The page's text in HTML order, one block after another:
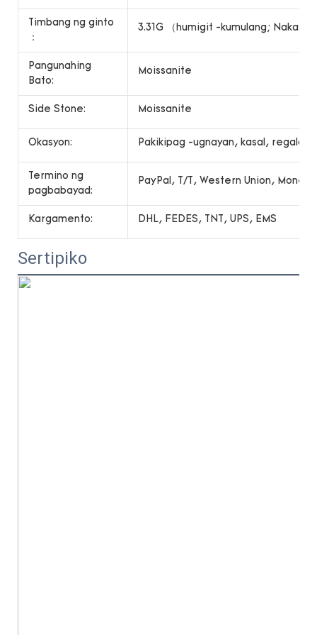
Timbang ng ginto
：
3.31G （humigit -kumulang;
Pangunahing
Bato:
Moissanite
Side Stone: Moissanite
Okasyon: Pakikipag -ugnayan, kasal, regalo,
Termino ng
pagbabayad:
PayPal, T/T, Western Union,
Kargamento: DHL, FEDES, TNT, UPS, EMS
Sertipiko